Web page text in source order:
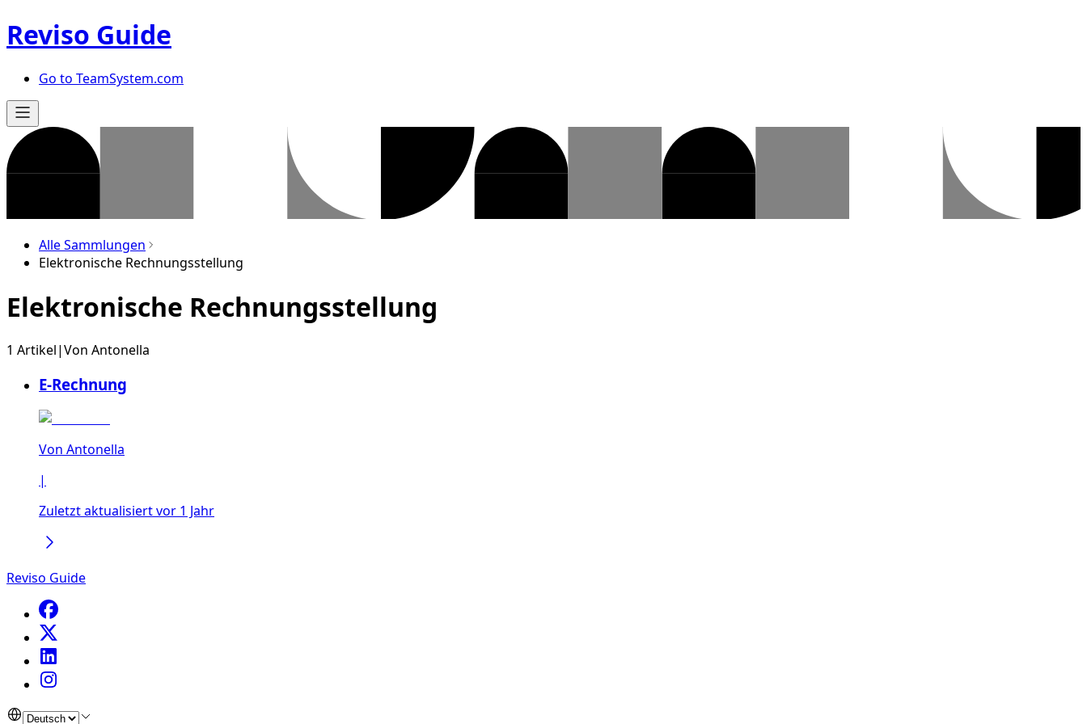
Reviso Guide
Go to TeamSystem.com
Alle Sammlungen
Elektronische Rechnungsstellung
Elektronische Rechnungsstellung
1 Artikel|Von Antonella
E-Rechnung
Von Antonella
|
Zuletzt aktualisiert vor 1 Jahr
Reviso Guide